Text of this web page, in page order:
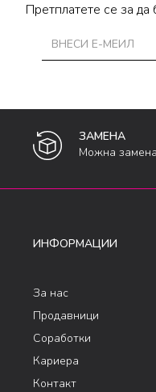
Претплатете се за
ЗАМЕНА
Можна
ИНФОРМАЦИИ
За нас
Продавници
Соработки
Кариера
Контакт